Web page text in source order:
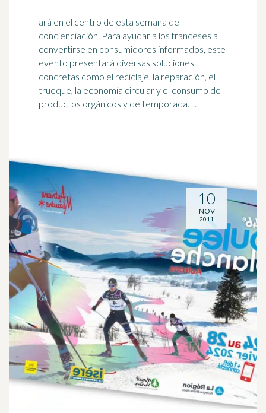
ará en el centro de esta semana de
concienciación. Para ayudar a los franceses a
convertirse en consumidores informados, este
evento presentará diversas soluciones
concretas como el reciclaje, la reparación, el
trueque, la economía circular y el consumo de
productos orgánicos y de temporada. ...
10
NOV
2011